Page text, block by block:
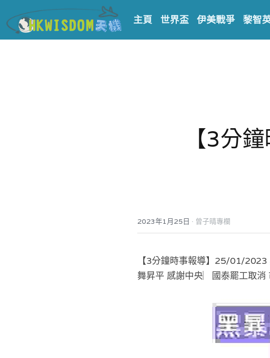
主頁 世界盃 伊美戰爭 黎智
【3分
2023年1月25日 · 曾子晴專欄
【3分鐘時事報導】25/01/
舞昇平 感謝中央‎︳國泰罷工取消